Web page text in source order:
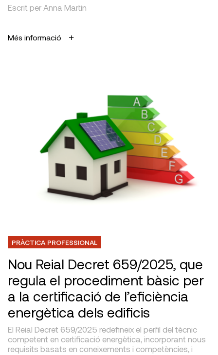
Escrit per Anna Martin
Més informació
PRÀCTICA PROFESSIONAL
Nou Reial Decret 659/2025, que
regula el procediment bàsic per
a la certificació de l’eficiència
energètica dels edificis
El Reial Decret 659/2025 redefineix el perfil del tècnic
competent en certificació energètica, incorporant nous
requisits basats en coneixements i competències, i